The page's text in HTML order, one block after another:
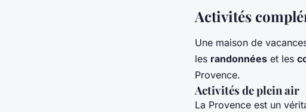
Activités
Une maison de
les randonnées et les
Provence.
Activités de plein air
La Provence est un